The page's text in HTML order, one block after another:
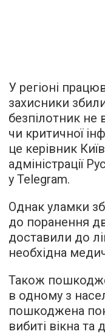
У регіоні
захисники
безпілотник не
чи критичної
це керівник
адміністрації
у Telegram.
Однак уламки
до поранення
доставили до
необхідна
Також
в одному з
пошкоджена
вибиті вікна та